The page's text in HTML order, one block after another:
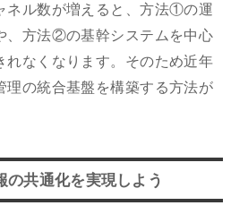
ネル数が増えると、方法①の運
、方法②の基幹システムを中心
れなくなります。そのため近年
の統合基盤を構築する方法が
の共通化を実現しよう